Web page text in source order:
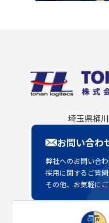
埼玉県桶
お問い合わ
弊社へのお問い合わ
採用に関するご質
その他、お気軽にご